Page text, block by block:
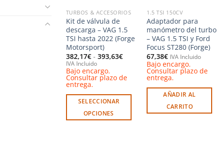
TURBOS & ACCESORIOS
Kit de válvula de
descarga – VAG 1.5
TSI hasta 2022 (Forge
Motorsport)
382,17€ - 393,63€Rango
precios:
desde
382,17€
393,63€
IVA Incluido
Bajo encargo.
Consultar plazo de
entrega.
SELECCIONAR
OPCIONES
1.5 TSI 150CV
Adaptador para
manómetro del turbo
– VAG 1.5 TSI y Ford
Focus ST280 (Forge)
67,38€ IVA Incluido
Bajo encargo.
Consultar plazo de
entrega.
AÑADIR AL
CARRITO